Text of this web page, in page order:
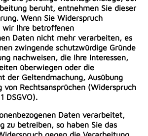
beruht, entnehmen Sie dieser
Wenn Sie Widerspruch
wir Ihre betroffenen
Daten nicht mehr verarbeiten, es
zwingende schutzwürdige Gründe
nachweisen, die Ihre Interessen,
überwiegen oder die
der Geltendmachung, Ausübung
von Rechtsansprüchen (Widerspruch
DSGVO).
Daten verarbeitet,
zu betreiben, so haben Sie das